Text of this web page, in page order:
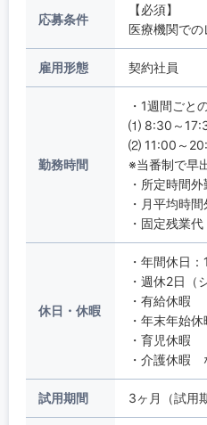
応募条件
【必須】
医療機関で
雇用形態 契約社員
勤務時間
・1週間ごと
⑴ 8:30～
⑵ 11:00～
※当番制で早
・所定時間
・月平均時
・固定残業
休日・休暇
・年間休日
・週休2日（
・有給休暇
・年末年始休
・育児休暇
・介護休暇
試用期間 3ヶ月（試用